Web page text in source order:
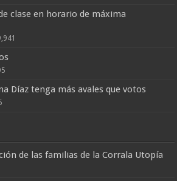
clase en horario de máxima
Díaz tenga más avales que votos
de las familias de la Corrala Utopía